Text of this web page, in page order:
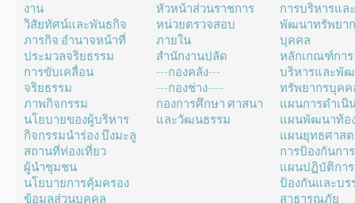
งาน
วิสัยทัศน์และพันธกิจ
ภารกิจ อำนาจหน้าที่
ประมวลจริยธรรม
การขับเคลื่อน
จริยธรรม
ภาพกิจกรรม
นโยบายของผู้บริหาร
กิจกรรมนำร่อง บึงมะลู
สถานที่ท่องเที่ยว
ผู้นำชุมชน
นโยบายการคุ้มครอง
ข้อมูลส่วนบุคคล
หัวหน้าส่วนราชการ
หน่วยตรวจสอบ
ภายใน
สำนักงานปลัด
---กองคลัง---
---กองช่าง----
กองการศึกษา ศาสนา
และวัฒนธรรม
การบริหารแล
พัฒนาทรัพยา
บุคคล
หลักเกณฑ์การ
บริหารและพั
ทรัพยากรบุคค
แผนการดำเนิ
แผนพัฒนาท้อ
แผนยุทธศาส
การป้องกันกา
แผนปฏิบัติการ
ป้องกันและบร
สาธารณภัย